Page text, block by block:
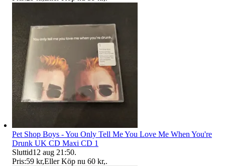
Pet Shop Boys - You Only Tell Me You Love Me When You're
Drunk UK CD Maxi CD 1
Sluttid12 aug 21:50.
Pris:59 kr,Eller Köp nu 60 kr,.